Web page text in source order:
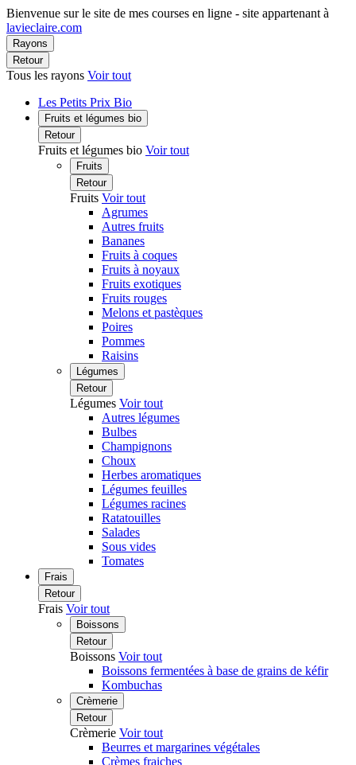
Bienvenue sur le site de mes courses en ligne - site appartenant à
lavieclaire.com
Rayons
Retour
Tous les rayons Voir tout
Les Petits Prix Bio
Fruits et légumes bio
Retour
Fruits et légumes bio Voir tout
Fruits
Retour
Fruits Voir tout
Agrumes
Autres fruits
Bananes
Fruits à coques
Fruits à noyaux
Fruits exotiques
Fruits rouges
Melons et pastèques
Poires
Pommes
Raisins
Légumes
Retour
Légumes Voir tout
Autres légumes
Bulbes
Champignons
Choux
Herbes aromatiques
Légumes feuilles
Légumes racines
Ratatouilles
Salades
Sous vides
Tomates
Frais
Retour
Frais Voir tout
Boissons
Retour
Boissons Voir tout
Boissons fermentées à base de grains de kéfir
Kombuchas
Crèmerie
Retour
Crèmerie Voir tout
Beurres et margarines végétales
Crèmes fraiches